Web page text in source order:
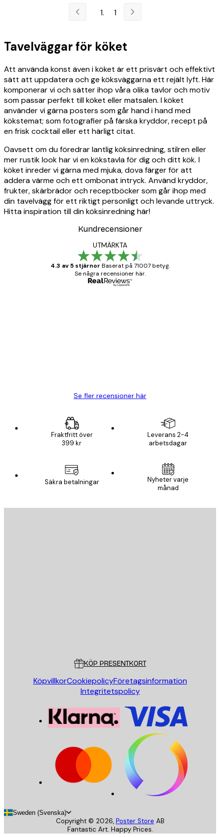
1
Tavelväggar för köket
Att använda konst även i köket är ett prisvärt och effektivt
sätt att uppdatera och ge köksväggarna ett rejält lyft. Här
komponerar vi och sätter ihop våra olika tavlor och motiv
som passar perfekt till köket eller matsalen. I köket
använder vi gärna posters som går hand i hand med
kökstemat; som fotografier på färska kryddor, recept på
en frisk cocktail eller ett härligt citat.
Oavsett om du föredrar lantlig köksinredning, stilren eller
mer rustik look har vi en kökstavla för dig och ditt kök. I
köket inreder vi gärna med mjuka, dova färger för att
addera värme och ett ombonat intryck. Använd kryddor,
frukter, skärbrädor och receptböcker som går ihop med
din tavelvägg för ett riktigt personligt och levande uttryck.
Hitta inspiration till din köksinredning här!
Kundrecensioner
UTMÄRKTA
4.3 av 5 stjärnor Baserat på 71007 betyg.
Se några recensioner här.
Se fler recensioner här
Fraktfritt över
399 kr
Leverans 2-4
arbetsdagar
Säkra betalningar
Nyheter varje
månad
KÖP PRESENTKORT
KöpvillkorCookiepolicyFöretagsinformation
Integritetspolicy
Sweden (Svenska)
Copyright © 2026, Poster Store AB
Fantastic Art. Happy Prices.